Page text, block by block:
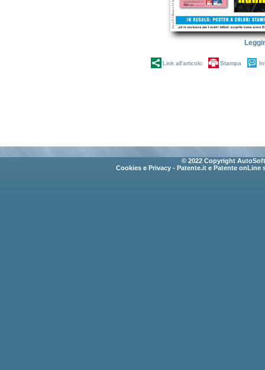
Link all'articolo Stampa
© 2022 Copyright
Cookies e Privacy - Patente.it e Patente onLine